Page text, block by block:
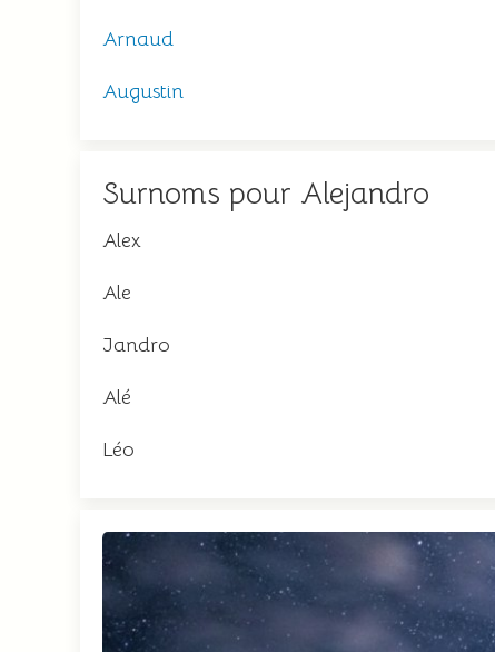
Arnaud
Augustin
Surnoms pour Alejandro
Alex
Ale
Jandro
Alé
Léo